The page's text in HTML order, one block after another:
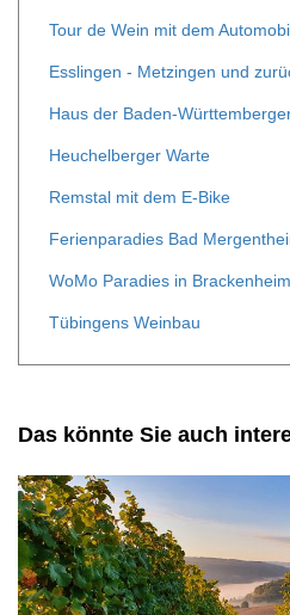
Tour de Wein mit dem
Esslingen - Metzingen und
Haus der Baden-
Heuchelberger Warte
Remstal mit dem E-Bike
Ferienparadies Bad
WoMo Paradies in Brackenheim
Tübingens Weinbau
Das könnte Sie auch